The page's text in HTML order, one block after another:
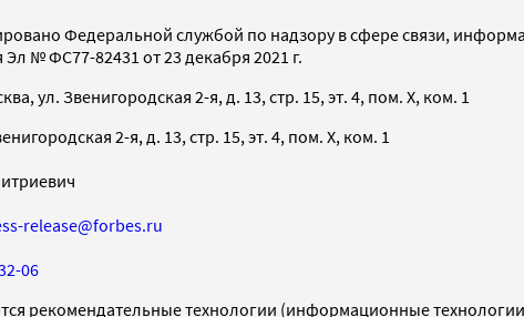
Федеральной службой по надзору в сфере связи,
№ ФС77-82431 от 23 декабря 2021 г.
ул. Звенигородская 2-я, д. 13, стр. 15, эт. 4, пом. X, ком. 1
2-я, д. 13, стр. 15, эт. 4, пом. X, ком. 1
release@forbes.ru
06
рекомендательные технологии (информационные